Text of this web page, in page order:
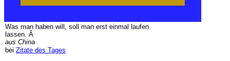
Was man haben will, soll man erst einmal laufen
lassen. Â
aus China
bei Zitate des Tages